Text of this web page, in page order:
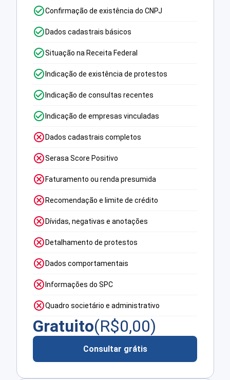
Confirmação de existência do CNPJ
Dados cadastrais básicos
Situação na Receita Federal
Indicação de existência de protestos
Indicação de consultas recentes
Indicação de empresas vinculadas
Dados cadastrais completos
Serasa Score Positivo
Faturamento ou renda presumida
Recomendação e limite de crédito
Dívidas, negativas e anotações
Detalhamento de protestos
Dados comportamentais
Informações do SPC
Quadro societário e administrativo
Gratuito(R$0,00)
Consultar grátis